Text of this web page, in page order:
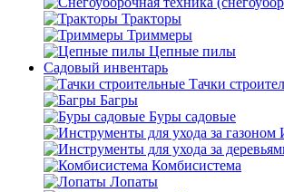
Тракторы
Триммеры
Цепные пилы
Садовый инвентарь
Тачки
Багры
Буры садовые
Комбисистема
Лопаты